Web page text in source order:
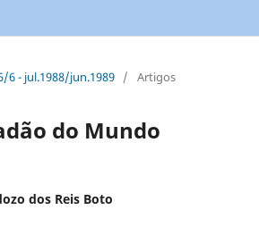
6 - jul.1988/jun.1989 / Artigos
do Mundo
dos Reis Boto